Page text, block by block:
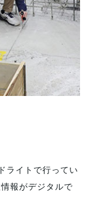
ライトで行ってい
報がデジタルで